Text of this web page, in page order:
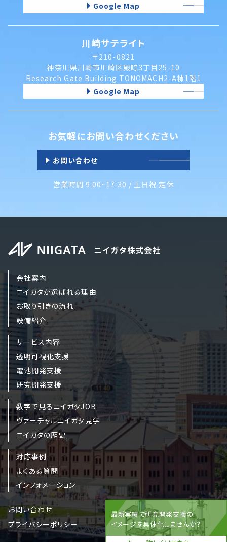
Google Map
川崎サテライト
〒210-0821
神奈川県川崎市川崎区殿町3丁目25-10
Research Gate Building TONOMACH2-A棟1階1
Google Map
お気軽にお問い合わせください
お問い合わせ
営業時間 9:00~17:30 / 土日祝 定休
会社案内
ニイガタが選ばれる理由
お取り引きの流れ
設備紹介
サービス内容
透明可視化支援
電池開発支援
研究開発支援
数字で見るニイガタJOB
ヴァーチャルニイガタ見学
ニイガタの歴史
対応事例
よくある質問
インフォメーション
お問い合わせ
プライバシーポリシー
最新実績で研究開発支援の
イメージを具体化しませんか？